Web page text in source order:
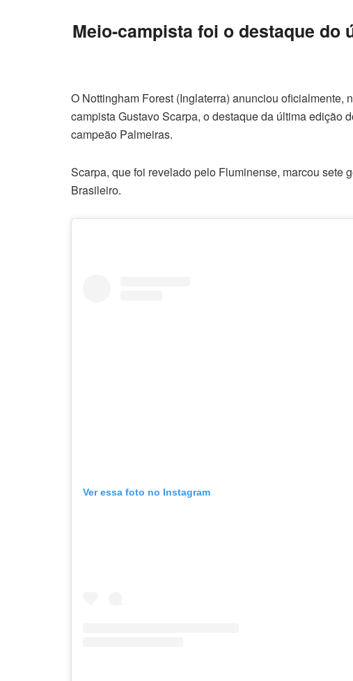
Meio-campista foi o destaque do
O Nottingham Forest (Inglaterra) anunciou oficialmente,
campista Gustavo Scarpa, o destaque da última edição
campeão Palmeiras.
Scarpa, que foi revelado pelo Fluminense, marcou sete
Brasileiro.
Ver essa foto no Instagram